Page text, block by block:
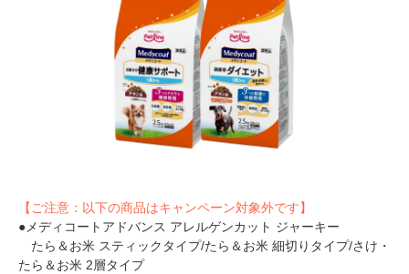
【ご注意：以下の商品はキャンペーン対象外です】
●メディコートアドバンス アレルゲンカット ジャーキー
たら＆お米 スティックタイプ/たら＆お米 細切りタイプ/さけ・
たら＆お米 2層タイプ